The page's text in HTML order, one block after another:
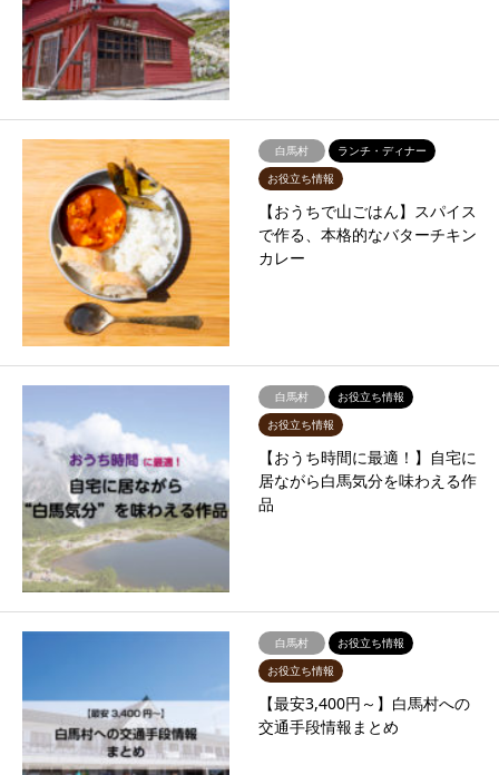
白馬村
ランチ・ディナー
お役立ち情報
【おうちで山ごはん】スパイス
で作る、本格的なバターチキン
カレー
白馬村
お役立ち情報
お役立ち情報
【おうち時間に最適！】自宅に
居ながら白馬気分を味わえる作
品
白馬村
お役立ち情報
お役立ち情報
【最安3,400円～】白馬村への
交通手段情報まとめ